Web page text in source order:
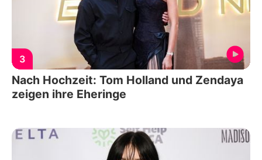
3
Nach Hochzeit: Tom Holland und Zendaya
zeigen ihre Eheringe